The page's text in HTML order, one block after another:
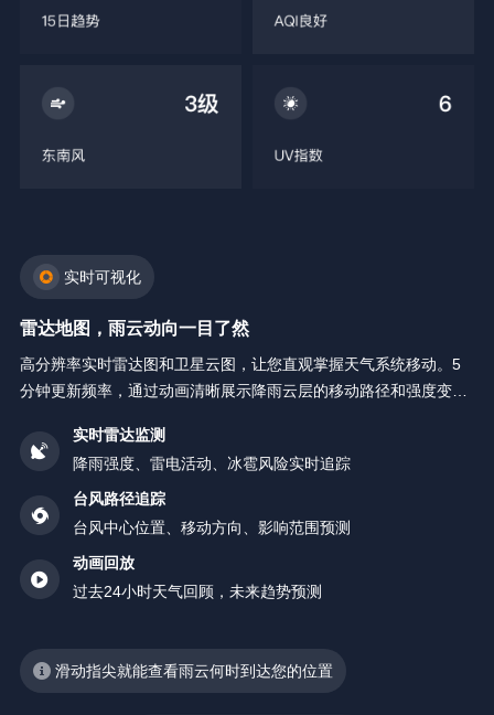
实时可视化
雷达地图，雨云动向一目了然
高分辨率实时雷达图和卫星云图，让您直观掌握天气系统移动。5
分钟更新频率，通过动画清晰展示降雨云层的移动路径和强度变
实时雷达监测
降雨强度、雷电活动、冰雹风险实时追踪
台风路径追踪
台风中心位置、移动方向、影响范围预测
动画回放
过去24小时天气回顾，未来趋势预测
滑动指尖就能查看雨云何时到达您的位置